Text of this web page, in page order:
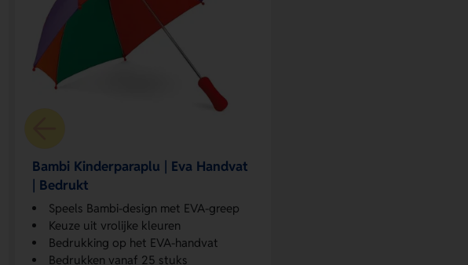
Bambi Kinderparaplu | Eva Handvat
| Bedrukt
Speels Bambi-design met EVA-greep
Keuze uit vrolijke kleuren
Bedrukking op het EVA-handvat
Bedrukken vanaf 25 stuks